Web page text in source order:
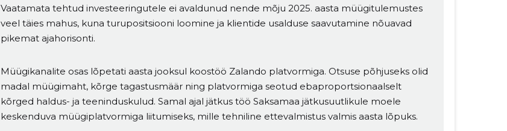
Vaatamata tehtud investeeringutele ei avaldunud nende mõju 2025. aasta müügitulemustes
veel täies mahus, kuna turupositsiooni loomine ja klientide usalduse saavutamine nõuavad
pikemat ajahorisonti.
Müügikanalite osas lõpetati aasta jooksul koostöö Zalando platvormiga. Otsuse põhjuseks olid
madal müügimaht, kõrge tagastusmäär ning platvormiga seotud ebaproportsionaalselt
kõrged haldus- ja teeninduskulud. Samal ajal jätkus töö Saksamaa jätkusuutlikule moele
keskenduva müügiplatvormiga liitumiseks, mille tehniline ettevalmistus valmis aasta lõpuks.